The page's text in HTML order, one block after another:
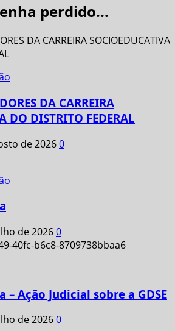
perdido...
DA CARREIRA
DO DISTRITO FEDERAL
de 20260
de 20260
Ação Judicial sobre a GDSE
de 20260